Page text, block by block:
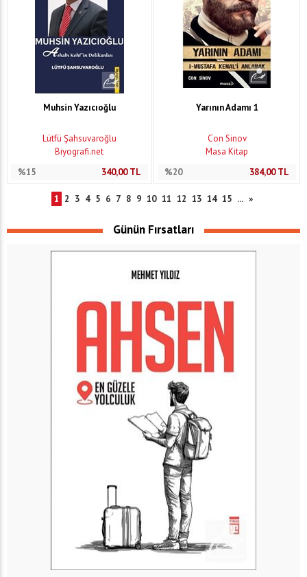
Muhsin Yazıcıoğlu
Lütfü Şahsuvaroğlu
Biyografi.net
%15
340,00TL
Yarının Adamı 1
Con Sinov
Masa Kitap
%20
384,00TL
1 2 3 4 5 6 7 8 9 10 11 12 13 14 15 ... »
Günün Fırsatları